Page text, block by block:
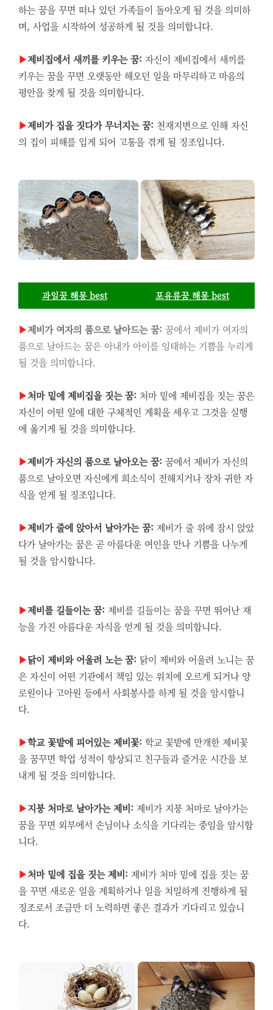
하는 꿈을 꾸면 떠나 있던 가족들이 돌아오게 될 것을 의미하
며, 사업을 시작하여 성공하게 될 것을 의미합니다.
▶제비집에서 새끼를 키우는 꿈: 자신이 제비집에서 새끼를
키우는 꿈을 꾸면 오랫동안 해오던 일을 마무리하고 마음의
평안을 찾게 될 것을 의미합니다.
▶제비가 집을 짓다가 무너지는 꿈: 천재지변으로 인해 자신
의 집이 피해를 입게 되어 고통을 겪게 될 징조입니다.
과일꿈 해몽 best 포유류꿈 해몽 best
▶제비가 여자의 품으로 날아드는 꿈: 꿈에서 제비가 여자의
품으로 날아드는 꿈은 아내가 아이를 잉태하는 기쁨을 누리게
될 것을 의미합니다.
▶처마 밑에 제비집을 짓는 꿈: 처마 밑에 제비집을 짓는 꿈은
자신이 어떤 일에 대한 구체적인 계획을 세우고 그것을 실행
에 옮기게 될 것을 의미합니다.
▶제비가 자신의 품으로 날아오는 꿈: 꿈에서 제비가 자신의
품으로 날아오면 자신에게 희소식이 전해지거나 장차 귀한 자
식을 얻게 될 징조입니다.
▶제비가 줄에 앉아서 날아가는 꿈: 제비가 줄 위에 잠시 앉았
다가 날아가는 꿈은 곧 아름다운 여인을 만나 기쁨을 나누게
될 것을 암시합니다.
▶제비를 길들이는 꿈: 제비를 길들이는 꿈을 꾸면 뛰어난 재
능을 가진 아름다운 자식을 얻게 될 것을 의미합니다.
▶닭이 제비와 어울려 노는 꿈: 닭이 제비와 어울려 노니는 꿈
은 자신이 어떤 기관에서 책임 있는 위치에 오르게 되거나 양
로원이나 고아원 등에서 사회봉사를 하게 될 것을 암시합니
다.
▶학교 꽃밭에 피어있는 제비꽃: 학교 꽃밭에 만개한 제비꽃
을 꿈꾸면 학업 성적이 향상되고 친구들과 즐거운 시간을 보
내게 될 것을 의미합니다.
▶지붕 처마로 날아가는 제비: 제비가 지붕 처마로 날아가는
꿈을 꾸면 외부에서 손님이나 소식을 기다리는 중임을 암시합
니다.
▶처마 밑에 집을 짓는 제비: 제비가 처마 밑에 집을 짓는 꿈
을 꾸면 새로운 일을 계획하거나 일을 치밀하게 진행하게 될
징조로서 조금만 더 노력하면 좋은 결과가 기다리고 있습니
다.